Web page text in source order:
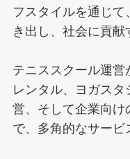
フスタイルを通じて
き出し、社会に貢献
テニススクール運
レンタル、ヨガス
営、そして企業向け
で、多角的なサービ